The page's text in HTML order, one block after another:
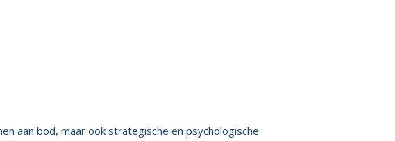
aan bod, maar ook strategische en psychologische